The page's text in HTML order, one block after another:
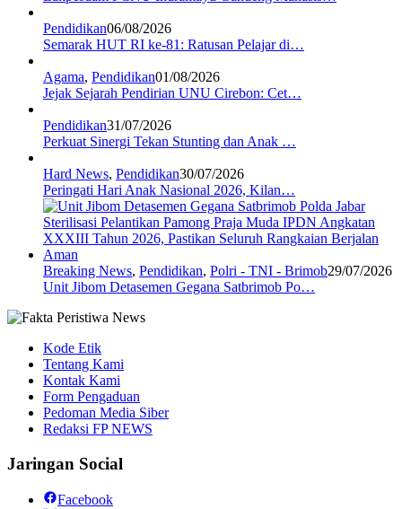
Pendidikan06/08/2026
Semarak HUT RI ke-81: Ratusan Pelajar di…
Agama, Pendidikan01/08/2026
Jejak Sejarah Pendirian UNU Cirebon: Cet…
Pendidikan31/07/2026
Perkuat Sinergi Tekan Stunting dan Anak …
Hard News, Pendidikan30/07/2026
Peringati Hari Anak Nasional 2026, Kilan…
Breaking News, Pendidikan, Polri - TNI - Brimob29/07/2026
Unit Jibom Detasemen Gegana Satbrimob Po…
Kode Etik
Tentang Kami
Kontak Kami
Form Pengaduan
Pedoman Media Siber
Redaksi FP NEWS
Jaringan Social
Facebook